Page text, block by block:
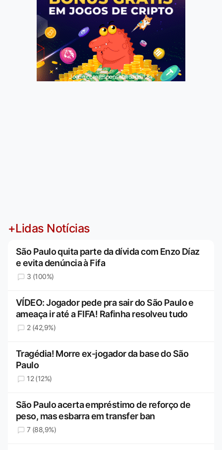
Jogue com responsabilidade. 18+
+Lidas Notícias
São Paulo quita parte da dívida com Enzo Díaz
e evita denúncia à Fifa
3 (100%)
VÍDEO: Jogador pede pra sair do São Paulo e
ameaça ir até a FIFA! Rafinha resolveu tudo
2 (42,9%)
Tragédia! Morre ex-jogador da base do São
Paulo
12 (12%)
São Paulo acerta empréstimo de reforço de
peso, mas esbarra em transfer ban
7 (88,9%)